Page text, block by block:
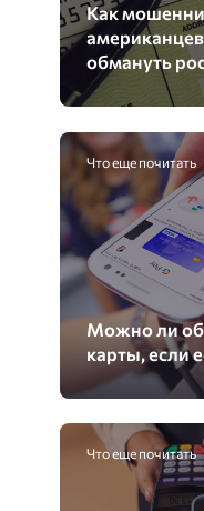
Как
обмануть
Что еще почитать
Можно ли
карты, если
Что еще почитать